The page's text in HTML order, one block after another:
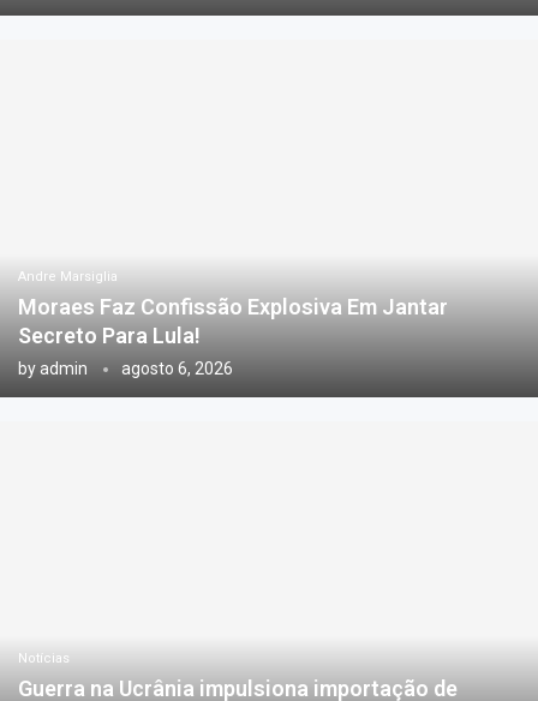
Andre Marsiglia
Moraes Faz Confissão Explosiva Em Jantar
Secreto Para Lula!
byadmin agosto 6, 2026
Notícias
Guerra na Ucrânia impulsiona importação de